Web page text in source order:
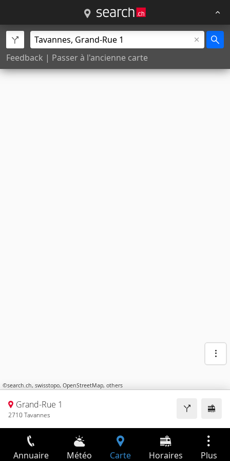
Feedback | Passer à l'ancienne carte
©search.ch, swisstopo, OpenStreetMap, others
Grand-Rue 1
2710 Tavannes
Annuaire Météo Carte Horaires Plus